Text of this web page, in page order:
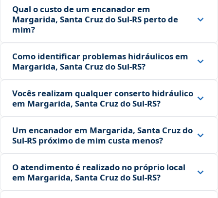
Qual o custo de um encanador em
Margarida, Santa Cruz do Sul‑RS perto de
mim?
Como identificar problemas hidráulicos em
Margarida, Santa Cruz do Sul‑RS?
Vocês realizam qualquer conserto hidráulico
em Margarida, Santa Cruz do Sul‑RS?
Um encanador em Margarida, Santa Cruz do
Sul‑RS próximo de mim custa menos?
O atendimento é realizado no próprio local
em Margarida, Santa Cruz do Sul‑RS?